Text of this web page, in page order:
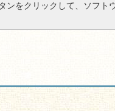
ンをクリックして、ソフト